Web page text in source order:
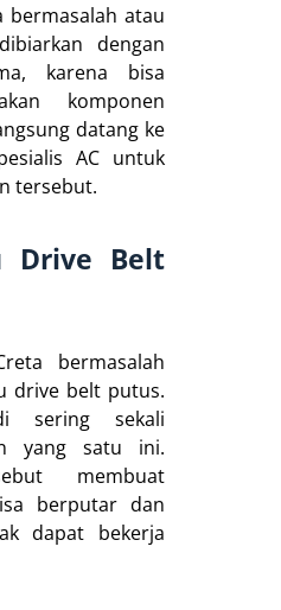
bermasalah atau
dengan
karena bisa
komponen
datang ke
AC untuk
tersebut.
Drive Belt
bermasalah
drive belt putus.
sering sekali
yang satu ini.
membuat
berputar dan
dapat bekerja